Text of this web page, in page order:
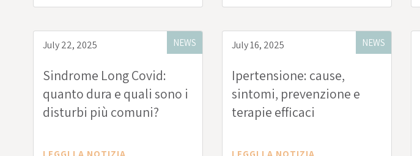
NEWS
July 22, 2025
Sindrome Long Covid:
quanto dura e quali sono i
disturbi più comuni?
NEWS
July 16, 2025
Ipertensione: cause,
sintomi, prevenzione e
terapie efficaci